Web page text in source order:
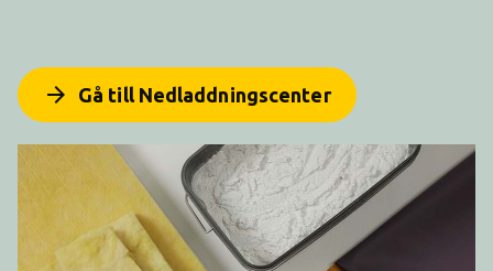
arrow_forward Gå till Nedladdningscenter